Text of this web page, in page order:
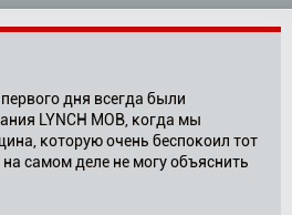
дня всегда были
LYNCH MOB, когда мы
которую очень беспокоил тот
самом деле не могу объяснить